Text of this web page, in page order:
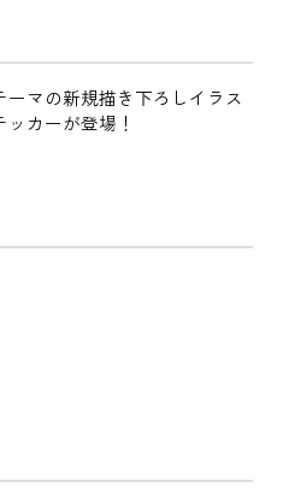
ーマの新規描き下ろしイラス
カーが登場！